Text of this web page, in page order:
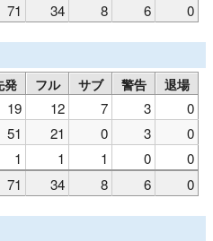
71 34 8 6 0
発 フル サブ 警告 退場
19 12 7 3
0
51 21 0 3
0
1 1 1 0
0
71 34 8 6 0